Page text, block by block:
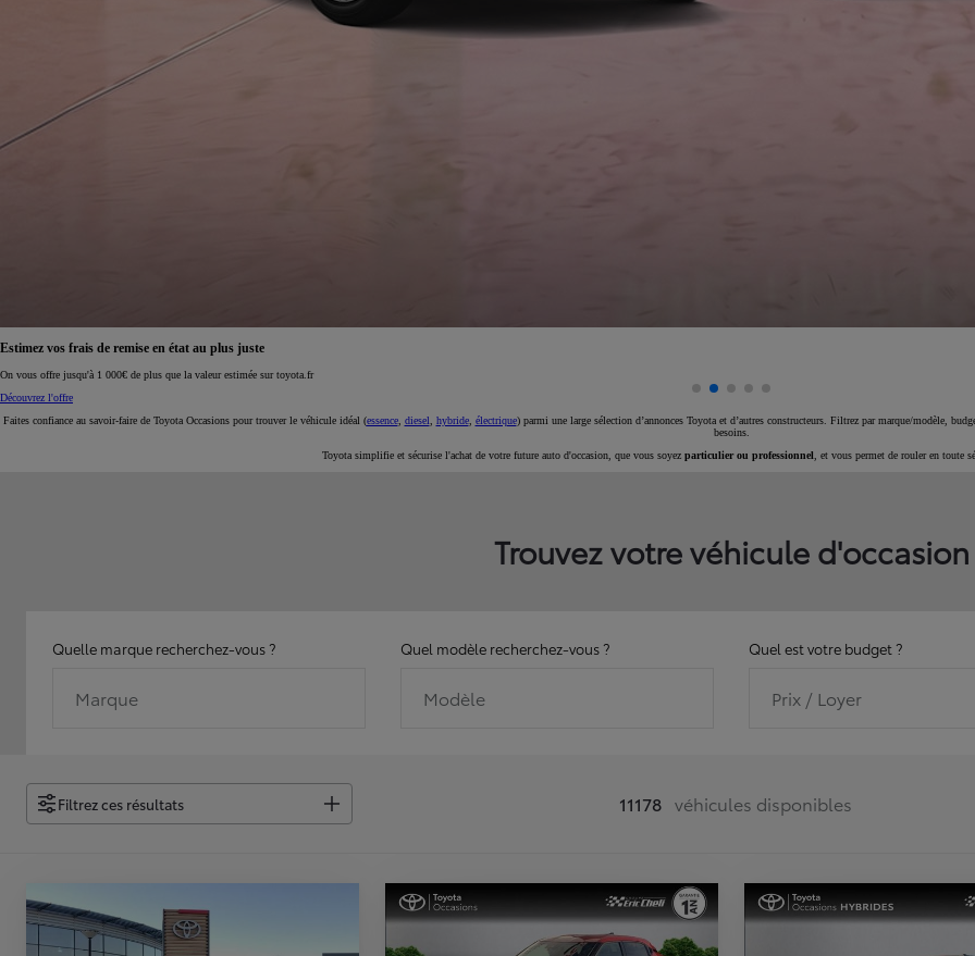
Disponible prochainement
Estimez vos frais de remise en état au plus juste
On vous offre jusqu'à 1 000€ de plus que la valeur estimée sur toyota.fr
Découvrez l'offre
Faites confiance au savoir-faire de Toyota Occasions pour trouver le véhicule idéal (essence, diesel hybride, électrique) parmi une large sélection d’annonces Toyota et d’autres constructeurs. Filtrez par marque/modèle,
besoins.
Toyota simplifie et sécurise l'achat de votre future auto d'occasion, que vous soyez particulier ou professionnel , et vous permet de rouler en toute
Trouvez votre véhicule d'occasion
Quelle marque recherchez-vous ?
Marque
Quel modèle recherchez-vous ?
Modèle
Quel est votre budget ?
Prix / Loyer
Filtrez ces résultats 11178 véhicules disponibles